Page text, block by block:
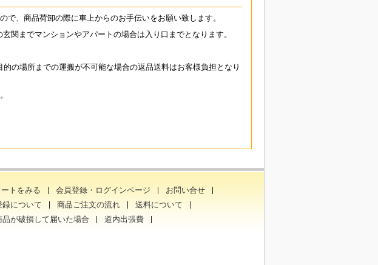
、商品荷卸の際に車上からのお手伝いをお願い致します。
関までマンションやアパートの場合は入り口までとなります。
場所までの運搬が不可能な場合の返品送料はお客様負担となり
ートをみる 会員登録・ログインページ
お問い合せ
録について 商品ご注文の流れ
送料について
品が破損して届いた場合
道内出張費